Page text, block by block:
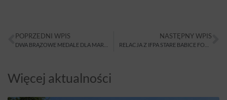
POPRZEDNI WPIS NASTĘPNY WPIS
Więcej aktualności